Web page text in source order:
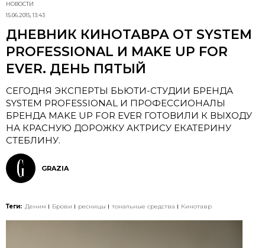
НОВОСТИ
15.06.2015, 13:43
ДНЕВНИК КИНОТАВРА ОТ SYSTEM
PROFESSIONAL И MAKE UP FOR
EVER. ДЕНЬ ПЯТЫЙ
СЕГОДНЯ ЭКСПЕРТЫ БЬЮТИ-СТУДИИ БРЕНДА
SYSTEM PROFESSIONAL И ПРОФЕССИОНАЛЫ
БРЕНДА MAKE UP FOR EVER ГОТОВИЛИ К ВЫХОДУ
НА КРАСНУЮ ДОРОЖКУ АКТРИСУ ЕКАТЕРИНУ
СТЕБЛИНУ.
GRAZIA
Теги: Деним Брови ресницы тональные средства Кинотавр